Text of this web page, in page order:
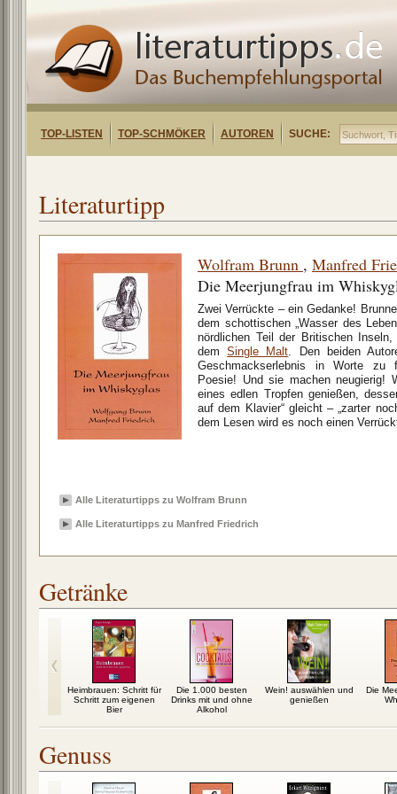
TOP-LISTEN TOP-SCHMÖKER AUTOREN SUCHE:
Literaturtipp
Wolfram Brunn , Manfred
Die Meerjungfrau im
Zwei Verrückte – ein Gedanke!
dem schottischen „Wasser des
nördlichen Teil der Britischen
demSingle Malt. Den beiden
Geschmackserlebnis in Worte zu
Poesie! Und sie machen neugierig!
eines edlen Tropfen genießen,
auf dem Klavier“ gleicht – „zarter
dem Lesen wird es noch einen
Alle Literaturtipps zu Wolfram Brunn
Alle Literaturtipps zu Manfred Friedrich
Getränke
Heimbrauen: Schritt für
Schritt zum eigenen
Bier
Die 1.000 besten
Drinks mit und ohne
Alkohol
Wein! auswählen und
genießen
Die
Genuss